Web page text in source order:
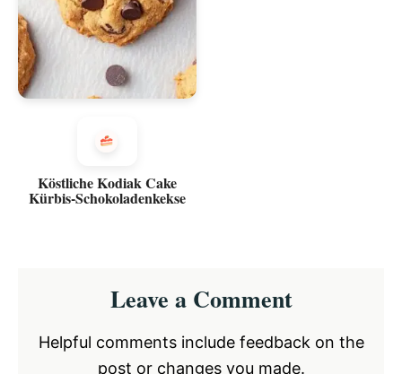
Köstliche Kodiak Cake
Kürbis-Schokoladenkekse
InteractionsLeave a Comment
Helpful comments include feedback on the
post or changes you made.